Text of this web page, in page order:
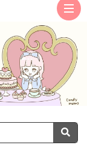
ト
ッ
プ
サ
レ